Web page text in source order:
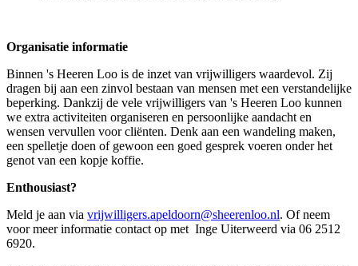
Organisatie informatie
Binnen 's Heeren Loo is de inzet van vrijwilligers waardevol. Zij
dragen bij aan een zinvol bestaan van mensen met een verstandelijke
beperking. Dankzij de vele vrijwilligers van 's Heeren Loo kunnen
we extra activiteiten organiseren en persoonlijke aandacht en
wensen vervullen voor cliënten. Denk aan een wandeling maken,
een spelletje doen of gewoon een goed gesprek voeren onder het
genot van een kopje koffie.
Enthousiast?
Meld je aan via vrijwilligers.apeldoorn@sheerenloo.nl. Of neem
voor meer informatie contact op met Inge Uiterweerd via 06 2512
6920.